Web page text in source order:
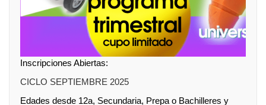
Inscripciones Abiertas:
CICLO SEPTIEMBRE 2025
Edades desde 12a, Secundaria, Prepa o Bachilleres y